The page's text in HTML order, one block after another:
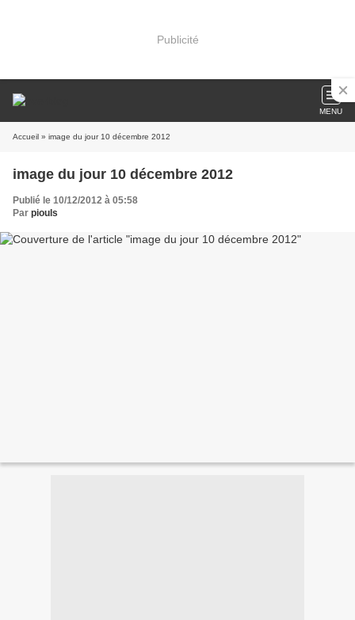
Publicité
MENU
Accueil » image du jour 10 décembre 2012
image du jour 10 décembre 2012
Publié le 10/12/2012 à 05:58
Par piouls